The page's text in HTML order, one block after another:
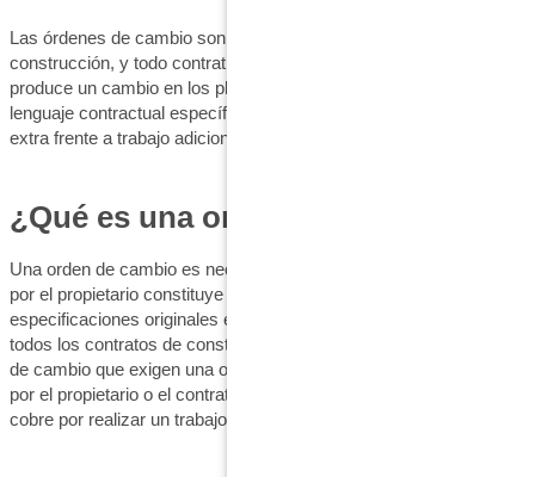
Las órdenes de cambio son esenciales en el sector de la
construcción, y todo contratista debe estar preparado cuando se
produce un cambio en los planes. En este blog analizaremos el
lenguaje contractual específico de las órdenes de cambio: trabajo
extra frente a trabajo adicional.
¿Qué es una orden de cambio?
Una orden de cambio es necesaria cuando el trabajo solicitado
por el propietario constituye un cambio respecto a los planos y
especificaciones originales en los que se basó el contrato. Casi
todos los contratos de construcción incluyen cláusulas de orden
de cambio que exigen una orden de cambio por escrito firmada
por el propietario o el contratista general para que el subcontratista
cobre por realizar un trabajo que excede el alcance del contrato.